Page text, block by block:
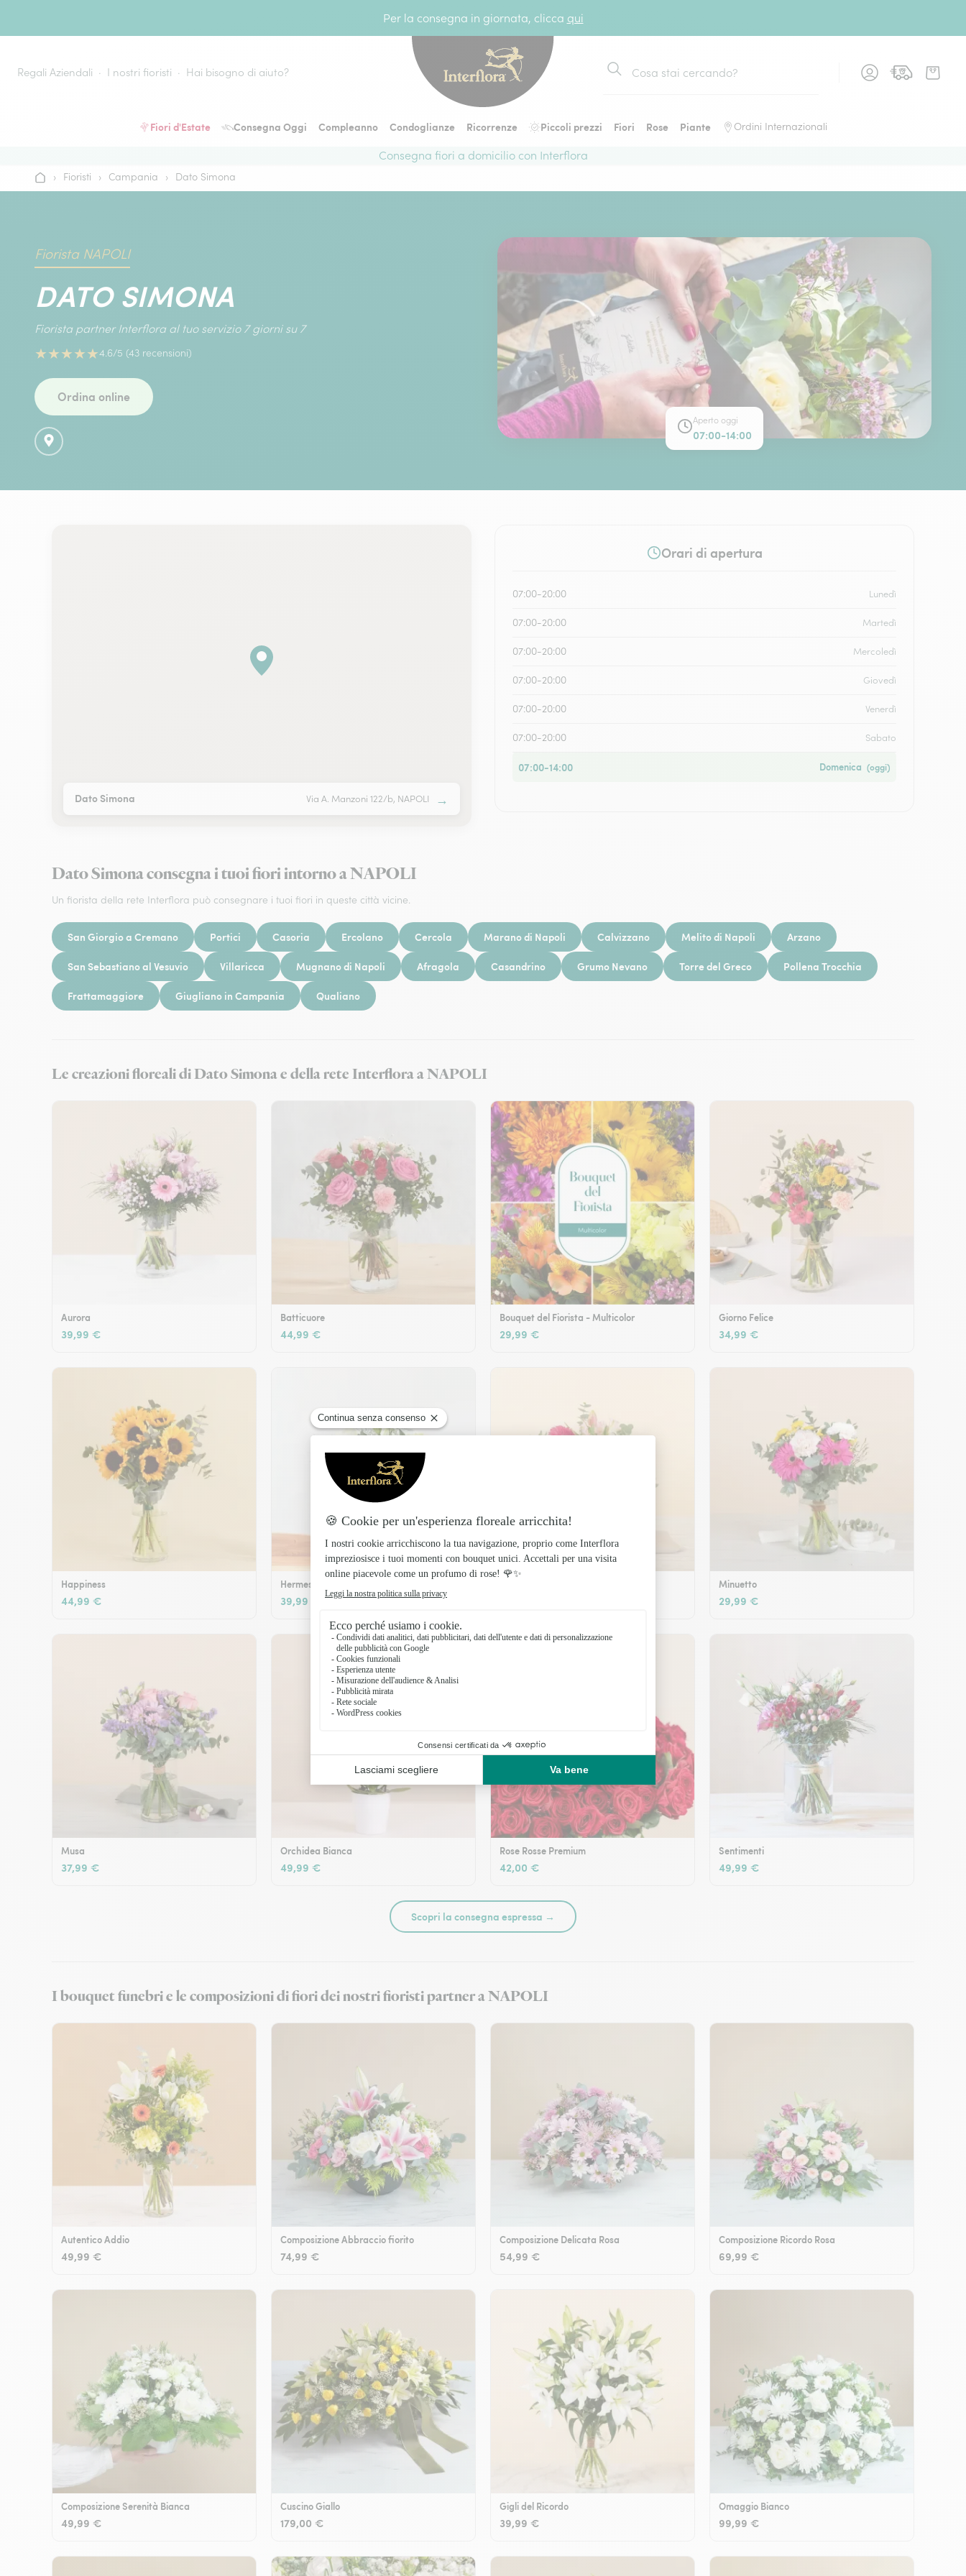
Per la consegna in giornata, clicca qui
Regali Aziendali I nostri fioristi Hai bisogno di aiuto?
Cerca
Fiori d'Estate Consegna Oggi Compleanno Condoglianze Ricorrenze Piccoli prezzi Fiori Rose Piante Ordini Internazionali
Consegna fiori a domicilio con Interflora
Home› Fioristi › Campania › Dato Simona
Fiorista NAPOLI
DATO SIMONA
Fiorista partner Interflora al tuo servizio 7 giorni su 7
★★★★★4.6/5 (43 recensioni)
Ordina online
Aperto oggi
07:00-14:00
Dato Simona Via A. Manzoni 122/b, NAPOLI →
Orari di apertura
07:00-20:00 Lunedì
07:00-20:00 Martedì
07:00-20:00 Mercoledì
07:00-20:00 Giovedì
07:00-20:00 Venerdì
07:00-20:00 Sabato
07:00-14:00 Domenica (oggi)
Dato Simona consegna i tuoi fiori intorno a NAPOLI
Un fiorista della rete Interflora può consegnare i tuoi fiori in queste città vicine.
San Giorgio a Cremano Portici Casoria Ercolano Cercola Marano di Napoli Calvizzano Melito di Napoli Arzano
San Sebastiano al Vesuvio Villaricca Mugnano di Napoli Afragola Casandrino Grumo Nevano Torre del Greco Pollena Trocchia
Frattamaggiore Giugliano in Campania Qualiano
Le creazioni floreali di Dato Simona e della rete Interflora a NAPOLI
Aurora
39,99 €
Batticuore
44,99 €
Bouquet del Fiorista - Multicolor
29,99 €
Giorno Felice
34,99 €
Happiness
44,99 €
Hermes
39,99 €
Minuetto
29,99 €
Musa
37,99 €
Orchidea Bianca
49,99 €
Rose Rosse Premium
42,00 €
Sentimenti
49,99 €
Scopri la consegna espressa →
I bouquet funebri e le composizioni di fiori dei nostri fioristi partner a NAPOLI
Autentico Addio
49,99 €
Composizione Abbraccio fiorito
74,99 €
Composizione Delicata Rosa
54,99 €
Composizione Ricordo Rosa
69,99 €
Composizione Serenità Bianca
49,99 €
Cuscino Giallo
179,00 €
Gigli del Ricordo
39,99 €
Omaggio Bianco
99,99 €